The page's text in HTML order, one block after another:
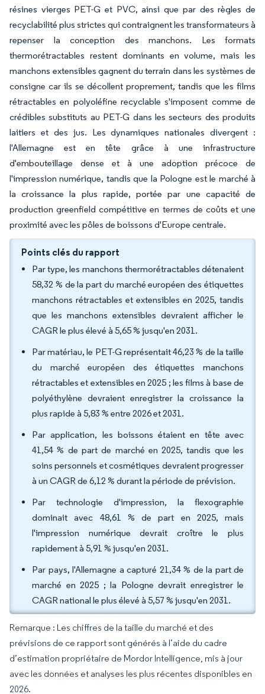
résines vierges PET-G et PVC, ainsi que par des règles de
recyclabilité plus strictes qui contraignent les transformateurs à
repenser la conception des manchons. Les formats
thermorétractables restent dominants en volume, mais les
manchons extensibles gagnent du terrain dans les systèmes de
consigne car ils se décollent proprement, tandis que les films
rétractables en polyoléfine recyclable s'imposent comme de
crédibles substituts au PET-G dans les secteurs des produits
laitiers et des jus. Les dynamiques nationales divergent :
l'Allemagne est en tête grâce à une infrastructure
d'embouteillage dense et à une adoption précoce de
l'impression numérique, tandis que la Pologne est le marché à
la croissance la plus rapide, portée par une capacité de
production greenfield compétitive en termes de coûts et une
proximité avec les pôles de boissons d'Europe centrale.
Points clés du rapport
Par type, les manchons thermorétractables détenaient
58,32 % de la part du marché européen des étiquettes
manchons rétractables et extensibles en 2025, tandis
que les manchons extensibles devraient afficher le
CAGR le plus élevé à 5,65 % jusqu'en 2031.
Par matériau, le PET-G représentait 46,23 % de la taille
du marché européen des étiquettes manchons
rétractables et extensibles en 2025 ; les films à base de
polyéthylène devraient enregistrer la croissance la
plus rapide à 5,83 % entre 2026 et 2031.
Par application, les boissons étaient en tête avec
41,54 % de part de marché en 2025, tandis que les
soins personnels et cosmétiques devraient progresser
à un CAGR de 6,12 % durant la période de prévision.
Par technologie d'impression, la flexographie
dominait avec 48,61 % de part en 2025, mais
l'impression numérique devrait croître le plus
rapidement à 5,91 % jusqu'en 2031.
Par pays, l'Allemagne a capturé 21,34 % de la part de
marché en 2025 ; la Pologne devrait enregistrer le
CAGR national le plus élevé à 5,57 % jusqu'en 2031.
Remarque : Les chiffres de la taille du marché et des
prévisions de ce rapport sont générés à l’aide du cadre
d’estimation propriétaire de Mordor Intelligence, mis à jour
avec les données et analyses les plus récentes disponibles en
2026.